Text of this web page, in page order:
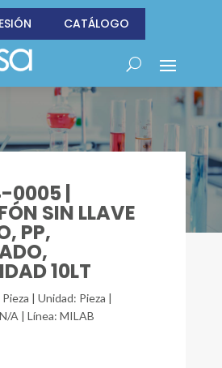
CATÁLOGO
0005 |
SIN LLAVE
PP,
10LT
| Unidad: Pieza |
A | Línea: MILAB